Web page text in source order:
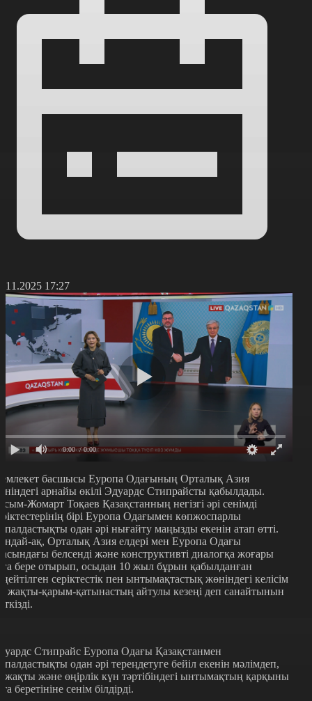
17:27
0:00 / 0:00
басшысы Еуропа Одағының Орталық Азия
арнайы өкілі Эдуардс Стипрайсты қабылдады.
Жомарт Тоқаев Қазақстанның негізгі әрі сенімді
бірі Еуропа Одағымен көпжоспарлы
одан әрі нығайту маңызды екенін атап өтті.
ақ, Орталық Азия елдері мен Еуропа Одағы
белсенді және конструктивті диалогқа жоғары
бере отырып, осыдан 10 жыл бұрын қабылданған
серіктестік пен ынтымақтастық жөніндегі келісім
жақты-қарым-қатынастың айтулы кезеңі деп санайтынын
Стипрайс Еуропа Одағы Қазақстанмен
одан әрі тереңдетуге бейіл екенін мәлімдеп,
және өңірлік күн тәртібіндегі ынтымақтың қарқыны
беретініне сенім білдірді.